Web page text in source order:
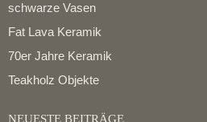
schwarze Vasen
Fat Lava Keramik
70er Jahre Keramik
Teakholz Objekte
NEUESTE BEITRÄGE